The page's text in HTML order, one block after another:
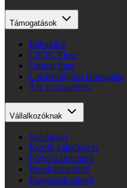
Támogatások
Babaváró
CSOK Plusz
Otthon Start
Lakásfelújítási támogatás
Áfa visszatérítés
Vállalkozóknak
Széchenyi
Kezdő vállalkozás
Folyószámlahitel
Beruházási hitel
Forgóeszközhitel